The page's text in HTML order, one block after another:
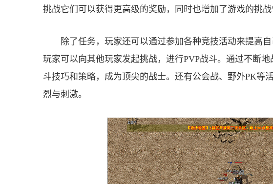
挑战它们可以获得更高级的奖励，同时也增加了游戏的挑战
除了任务，玩家还可以通过参加各种竞技活动来提高
玩家可以向其他玩家发起挑战，进行PVP战斗。通过不断
斗技巧和策略，成为顶尖的战士。还有公会战、野外PK等
烈与刺激。